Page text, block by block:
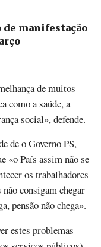
de manifestação
de muitos
como a saúde, a
social», defende.
de o Governo PS,
«o País assim não se
os trabalhadores
consigam chegar
pensão não chega».
estes problemas